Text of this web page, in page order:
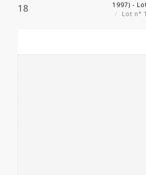
18
1997) -
Lot n°